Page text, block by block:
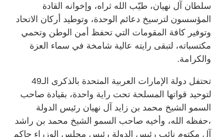
سلطان آل نهيان، طيّب الله ثراه، وإخوانه القادة
المؤسسون لترسيخ دعائم الوحدة، وتوطيد أركان الاتحاد
وتوفير كافة المقومات التي تحفظ أمن الوطن وتحمي
مكتسباته، لتبقى رايته عالية شامخة في سماء العزة
والكرامة.
تحتفل دولة الإمارات العربية المتحدة بالذكرى الـ49
لتوحيد قواتها المسلحة تحت راية واحدة، بقيادة صاحب
السمو الشيخ محمد بن زايد آل نهيان رئيس الدولة
،حفظه الله، وأخيه صاحب السمو الشيخ محمد بن راشد
آل مكتوم نائب رئيس الدولة رئيس مجلس الوزراء حاكم